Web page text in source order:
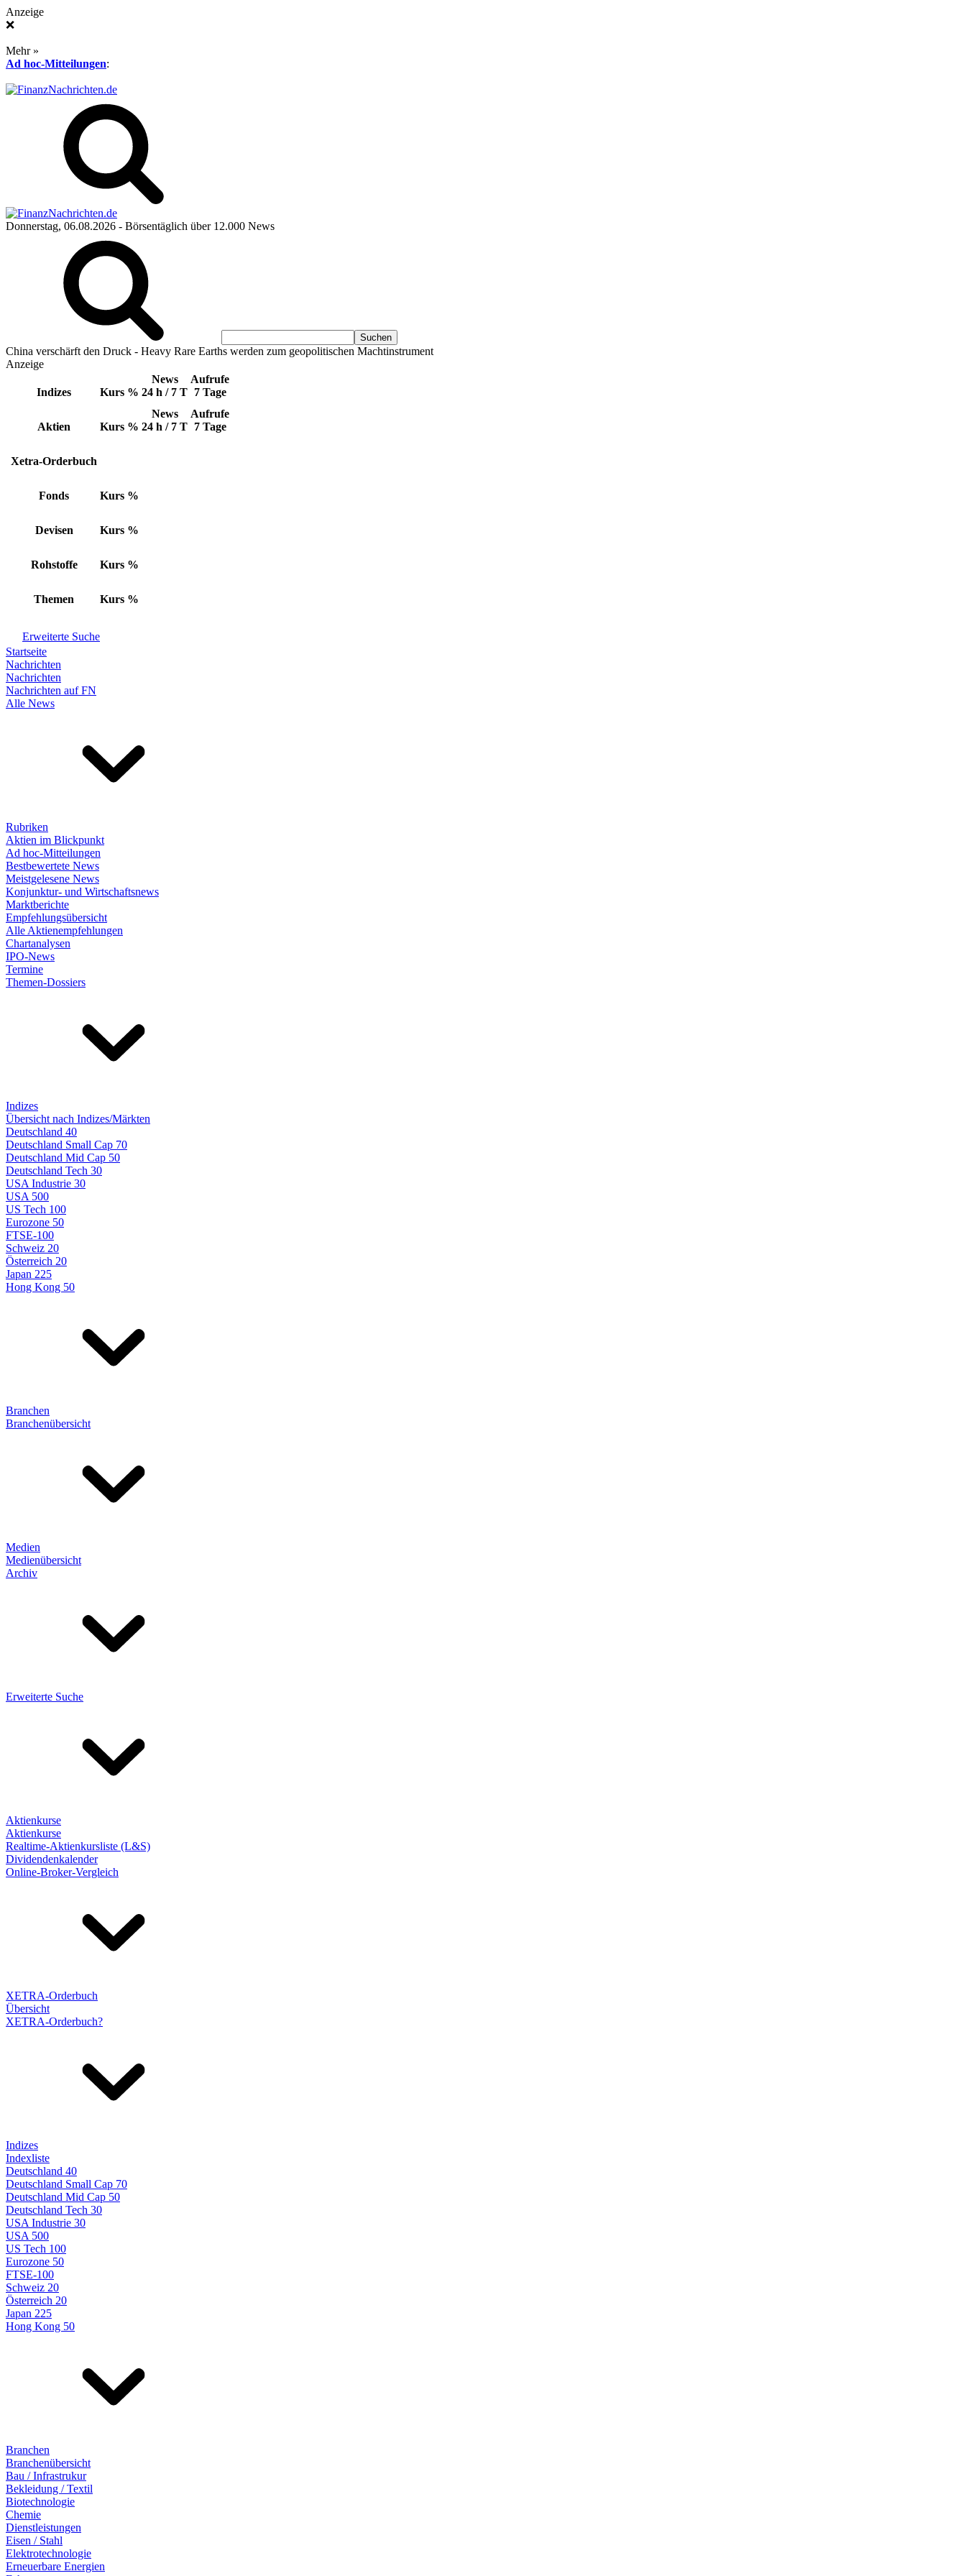
Anzeige
❌
Mehr »
Ad hoc-Mitteilungen:
Donnerstag, 06.08.2026 - Börsentäglich über 12.000 News
China verschärft den Druck - Heavy Rare Earths werden zum geopolitischen Machtinstrument
Anzeige
Indizes Kurs %
News
24 h / 7 T
Aufrufe
7 Tage
Aktien Kurs %
News
24 h / 7 T
Aufrufe
7 Tage
Xetra-Orderbuch
Fonds Kurs %
Devisen Kurs %
Rohstoffe Kurs %
Themen Kurs %
Erweiterte Suche
Startseite
Nachrichten
Nachrichten
Nachrichten auf FN
Alle News
Rubriken
Aktien im Blickpunkt
Ad hoc-Mitteilungen
Bestbewertete News
Meistgelesene News
Konjunktur- und Wirtschaftsnews
Marktberichte
Empfehlungsübersicht
Alle Aktienempfehlungen
Chartanalysen
IPO-News
Termine
Themen-Dossiers
Indizes
Übersicht nach Indizes/Märkten
Deutschland 40
Deutschland Small Cap 70
Deutschland Mid Cap 50
Deutschland Tech 30
USA Industrie 30
USA 500
US Tech 100
Eurozone 50
FTSE-100
Schweiz 20
Österreich 20
Japan 225
Hong Kong 50
Branchen
Branchenübersicht
Medien
Medienübersicht
Archiv
Erweiterte Suche
Aktienkurse
Aktienkurse
Realtime-Aktienkursliste (L&S)
Dividendenkalender
Online-Broker-Vergleich
XETRA-Orderbuch
Übersicht
XETRA-Orderbuch?
Indizes
Indexliste
Deutschland 40
Deutschland Small Cap 70
Deutschland Mid Cap 50
Deutschland Tech 30
USA Industrie 30
USA 500
US Tech 100
Eurozone 50
FTSE-100
Schweiz 20
Österreich 20
Japan 225
Hong Kong 50
Branchen
Branchenübersicht
Bau / Infrastrukur
Bekleidung / Textil
Biotechnologie
Chemie
Dienstleistungen
Eisen / Stahl
Elektrotechnologie
Erneuerbare Energien